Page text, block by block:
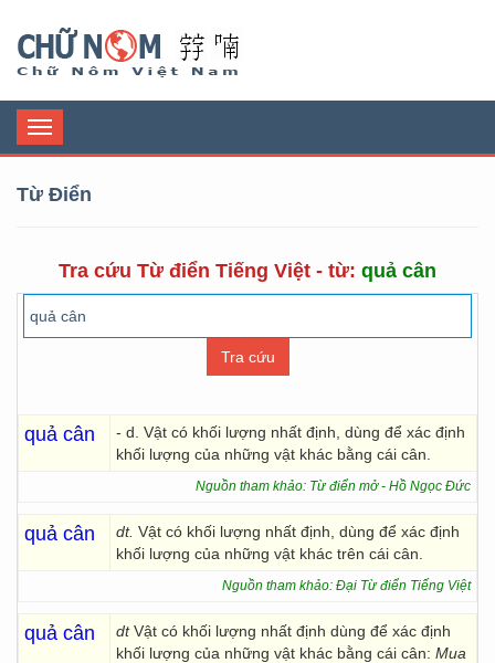
Toggle
navigation
Từ Điển
Tra cứu Từ điển Tiếng Việt - từ: quả cân
quả cân
- d. Vật có khối lượng nhất định, dùng để xác định
khối lượng của những vật khác bằng cái cân.
Nguồn tham khảo: Từ điển mở - Hồ Ngọc Đức
quả cân dt. Vật có khối lượng nhất định, dùng để xác định
khối lượng của những vật khác trên cái cân.
Nguồn tham khảo: Đại Từ điển Tiếng Việt
quả cân dtVật có khối lượng nhất định dùng để xác định
khối lượng của những vật khác bằng cái cân: Mua